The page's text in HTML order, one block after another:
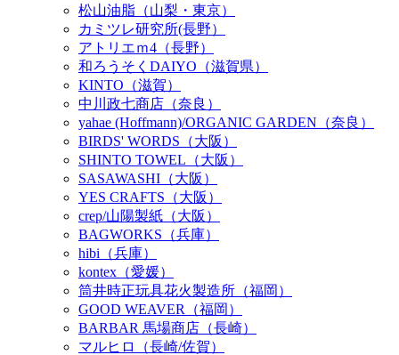
松山油脂（山梨・東京）
カミツレ研究所(長野）
アトリエｍ4（長野）
和ろうそくDAIYO（滋賀県）
KINTO（滋賀）
中川政七商店（奈良）
yahae (Hoffmann)/ORGANIC GARDEN（奈良）
BIRDS' WORDS（大阪）
SHINTO TOWEL（大阪）
SASAWASHI（大阪）
YES CRAFTS（大阪）
crep/山陽製紙（大阪）
BAGWORKS（兵庫）
hibi（兵庫）
kontex（愛媛）
筒井時正玩具花火製造所（福岡）
GOOD WEAVER（福岡）
BARBAR 馬場商店（長崎）
マルヒロ（長崎/佐賀）